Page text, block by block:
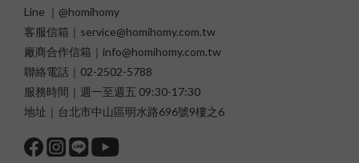
Line ｜@homihomy
客服信箱｜service@homihomy.com.tw
廠商合作信箱｜info@homihomy.com.tw
聯絡電話｜02-2502-5788
服務時間｜週一至週五 09:30-17:30
地址｜台北市中山區明水路696號9樓之6